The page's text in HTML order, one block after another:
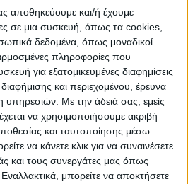
αποθηκεύουμε και/ή έχουμε
σε μια συσκευή, όπως τα cookies,
δεδομένα, όπως μοναδικοί
πληροφορίες που
για εξατομικευμένες διαφημίσεις
και περιεχομένου, έρευνα
υπηρεσιών. Με την άδειά σας, εμείς
να χρησιμοποιήσουμε ακριβή
και ταυτοποίησης μέσω
να κάνετε κλικ για να συναινέσετε
και τους συνεργάτες μας όπως
μπορείτε να αποκτήσετε
Τετάρτης 29 Νοεμβρίου,
θέμα των πληρωμών
είναι έτοιμα και από
η διαδικασία των
μάλιστα από
πέρασε χωρίς να
τελευταίες ώρες το
θα πληρωθούν τα